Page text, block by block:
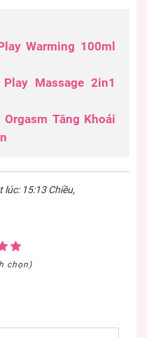
Warming 100ml
Massage 2in1
Tăng Khoái
15:13 Chiều,
chọn)